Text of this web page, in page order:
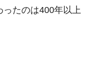
たのは400年以上